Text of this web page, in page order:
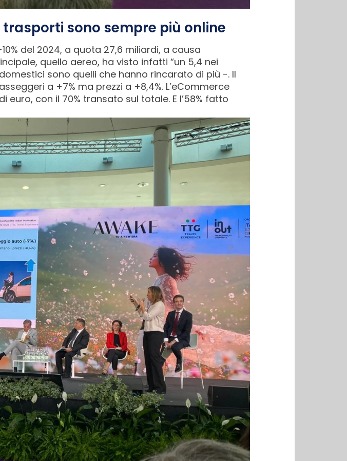
sono sempre più online
del 2024, a quota 27,6 miliardi, a causa
quello aereo, ha visto infatti “un 5,4 nei
sono quelli che hanno rincarato di più -. Il
a +7% ma prezzi a +8,4%. L’eCommerce
con il 70% transato sul totale. E l’58% fatto